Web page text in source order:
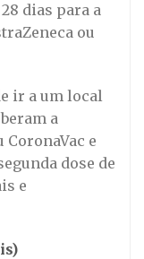
dias para a
ou
ir a um local
a
e
dose de
e